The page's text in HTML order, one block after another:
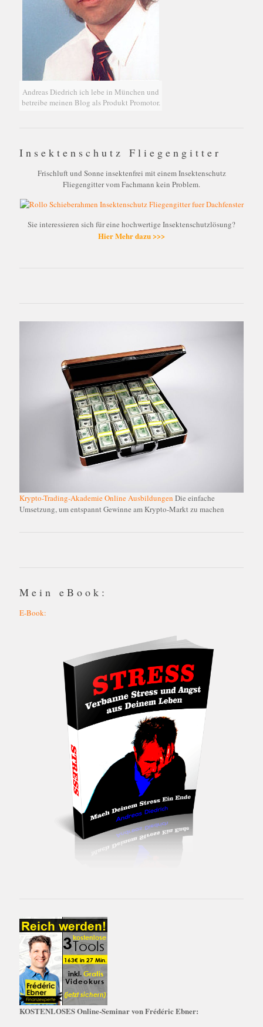
Andreas Diedrich ich lebe in München und
betreibe meinen Blog als Produkt Promotor.
Insektenschutz Fliegengitter
Frischluft und Sonne insektenfrei mit einem Insektenschutz
Fliegengitter vom Fachmann kein Problem.
Sie interessieren sich für eine hochwertige Insektenschutzlösung?
Hier Mehr dazu >>>
Krypto-Trading-Akademie Online Ausbildungen Die einfache
Umsetzung, um entspannt Gewinne am Krypto-Markt zu machen
Mein eBook:
E-Book:
KOSTENLOSES Online-Seminar von Frédéric Ebner: